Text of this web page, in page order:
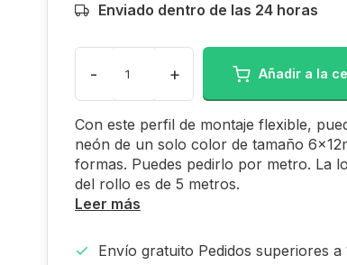
Enviado dentro de las 24 horas
- + Añadir a la
Con este perfil de montaje flexible,
neón de un solo color de tamaño
formas. Puedes pedirlo por metro. La
del rollo es de 5 metros.
Leer más
Envío gratuito Pedidos superiores a